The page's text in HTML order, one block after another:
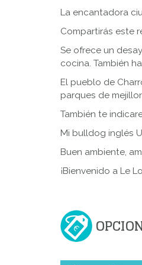
La encantadora
Compartirás este
Se ofrece un
cocina. También
El pueblo de
parques de
También te
Mi bulldog inglés
Buen ambiente,
¡Bienvenido a Le